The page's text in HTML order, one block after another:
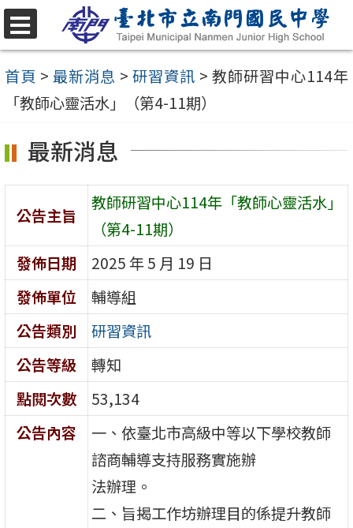
跳
至
主
容
選
單
首頁 > 最新消息 > 研習資訊 > 教師研習中心114年
「教師心靈活水」（第4-11期）
最新消息
公告主旨
教師研習中心114年「教師心靈活水」
（第4-11期）
發佈日期
2025 年 5 月 19 日
發佈單位
輔導組
公告類別
研習資訊
公告等級
轉知
點閱次數
53,134
公告內容
一、依臺北市高級中等以下學校教師
諮商輔導支持服務實施辦
法辦理。
二、旨揭工作坊辦理目的係提升教師